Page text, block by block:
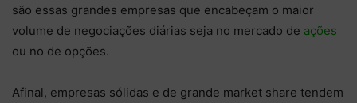
são essas grandes empresas que encabeçam o maior
volume de negociações diárias seja no mercado de ações
ou no de opções.
Afinal, empresas sólidas e de grande market share tendem